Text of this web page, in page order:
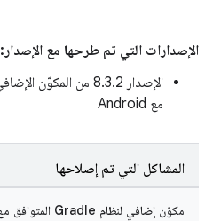
الإصدارات التي تم طرحها مع الإصدار:
مع Android
المشاكل التي تم إصلاحها
مكوّن إضافي لنظام Gradle المتوافق مع Android